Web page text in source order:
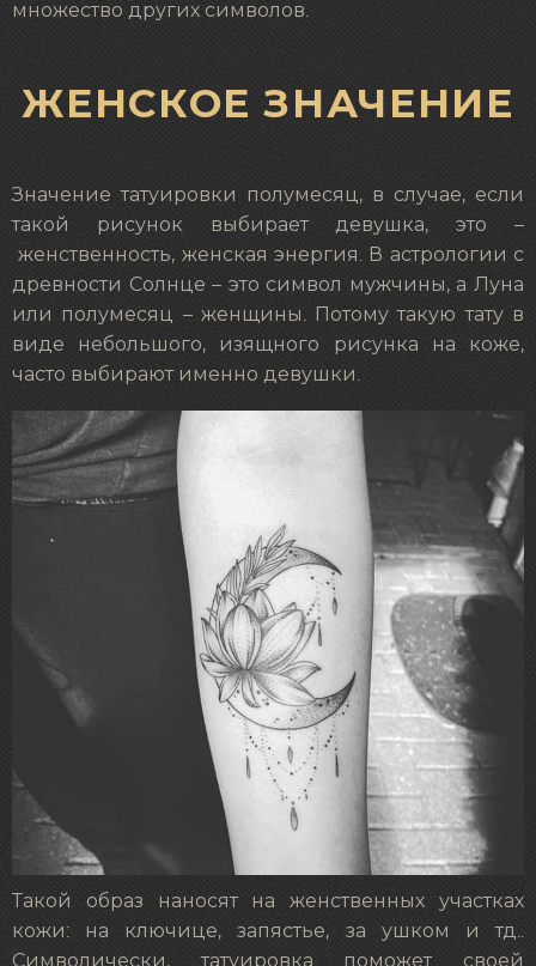
множество других символов.
ЖЕНСКОЕ ЗНАЧЕНИЕ
Значение татуировки полумесяц, в случае, если
такой рисунок выбирает девушка, это –
женственность, женская энергия. В астрологии с
древности Солнце – это символ мужчины, а Луна
или полумесяц – женщины. Потому такую тату в
виде небольшого, изящного рисунка на коже,
часто выбирают именно девушки.
Такой образ наносят на женственных участках
кожи: на ключице, запястье, за ушком и тд..
Символически, татуировка поможет своей